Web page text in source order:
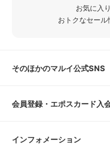
お気に入
おトクなセール
そのほかのマルイ公式SNS
会員登録・エポスカード入
インフォメーション